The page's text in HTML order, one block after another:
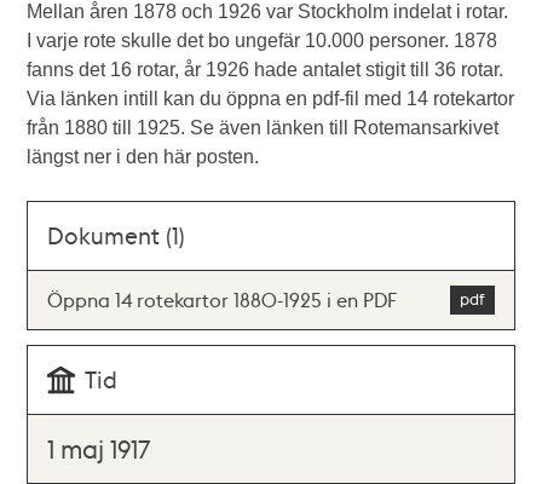
Mellan åren 1878 och 1926 var Stockholm indelat i rotar.
I varje rote skulle det bo ungefär 10.000 personer. 1878
fanns det 16 rotar, år 1926 hade antalet stigit till 36 rotar.
Via länken intill kan du öppna en pdf-fil med 14 rotekartor
från 1880 till 1925. Se även länken till Rotemansarkivet
längst ner i den här posten.
Dokument (1)
Öppna 14 rotekartor 1880-1925 i en PDF
Tid
1 maj 1917